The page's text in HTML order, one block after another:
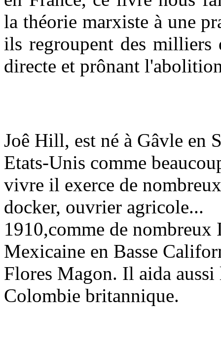
la théorie marxiste à une
ils regroupent des
directe et prônant
Joê Hill, est né à Gâvle en
Etats-Unis comme
vivre il exerce de
docker, ouvrier agricole...
1910,comme de
Mexicaine en Basse
Flores Magon. Il aida aussi
Colombie britannique.